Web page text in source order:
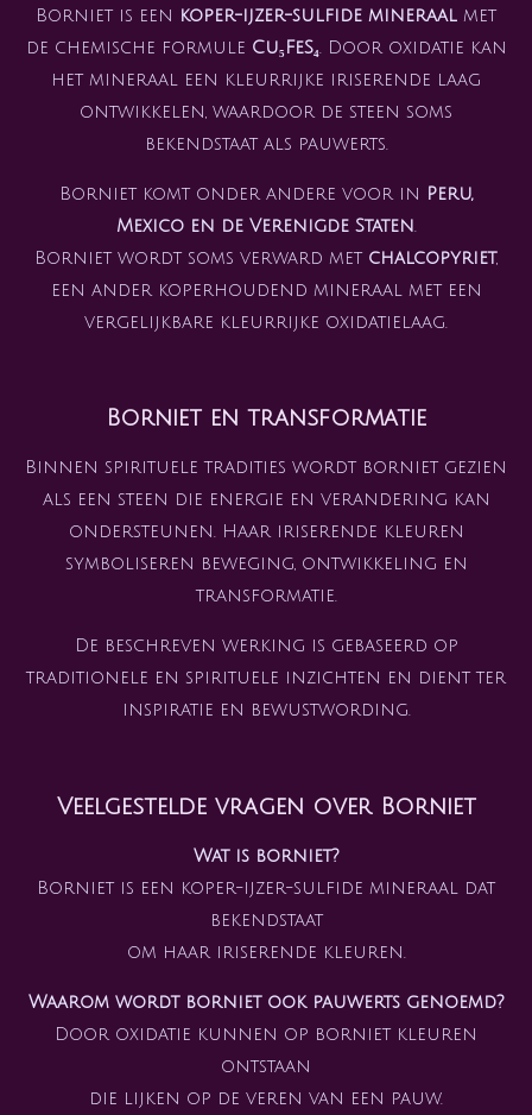
Borniet is een koper-ijzer-sulfide mineraal met
de chemische formule Cu₅FeS₄ . Door oxidatie kan
het mineraal een kleurrijke iriserende laag
ontwikkelen, waardoor de steen soms
bekendstaat als pauwerts.
Borniet komt onder andere voor in
Peru,
Mexico en de Verenigde Staten
Borniet wordt soms verward met chalcopyriet,
een ander koperhoudend mineraal met een
vergelijkbare kleurrijke oxidatielaag.
Borniet en transformatie
Binnen spirituele tradities wordt borniet gezien
als een steen die energie en verandering kan
ondersteunen. Haar iriserende kleuren
symboliseren beweging, ontwikkeling en
transformatie.
De beschreven werking is gebaseerd op
traditionele en spirituele inzichten en dient ter
inspiratie en bewustwording.
Veelgestelde vragen over Borniet
Wat is borniet?
Borniet is een koper-ijzer-sulfide mineraal dat
bekendstaat
om haar iriserende kleuren.
Waarom wordt borniet ook pauwerts genoemd?
Door oxidatie kunnen op borniet kleuren
ontstaan
die lijken op de veren van een pauw.